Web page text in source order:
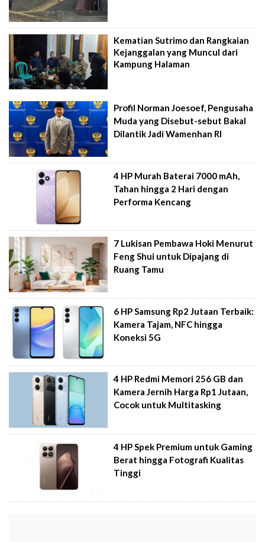
Kematian Sutrimo dan Rangkaian
Kejanggalan yang Muncul dari
Kampung Halaman
Profil Norman Joesoef, Pengusaha
Muda yang Disebut-sebut Bakal
Dilantik Jadi Wamenhan RI
4 HP Murah Baterai 7000 mAh,
Tahan hingga 2 Hari dengan
Performa Kencang
7 Lukisan Pembawa Hoki Menurut
Feng Shui untuk Dipajang di
Ruang Tamu
6 HP Samsung Rp2 Jutaan Terbaik:
Kamera Tajam, NFC hingga
Koneksi 5G
4 HP Redmi Memori 256 GB dan
Kamera Jernih Harga Rp1 Jutaan,
Cocok untuk Multitasking
4 HP Spek Premium untuk Gaming
Berat hingga Fotografi Kualitas
Tinggi